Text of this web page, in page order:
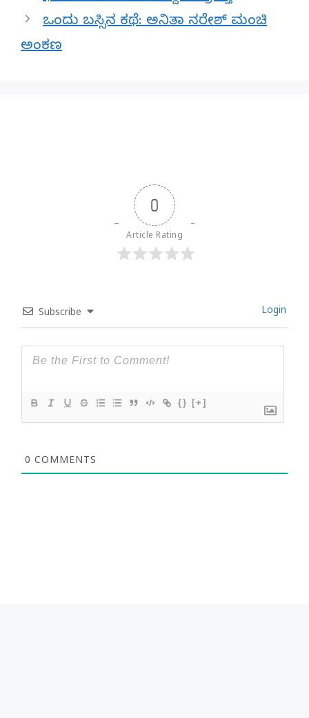
ಒಂದು ಬಸ್ಸಿನ ಕಥೆ: ಅನಿತಾ ನರೇಶ್ ಮಂಚಿ
ಅಂಕಣ
0
Article Rating
Subscribe Login
{} [+]
0 COMMENTS